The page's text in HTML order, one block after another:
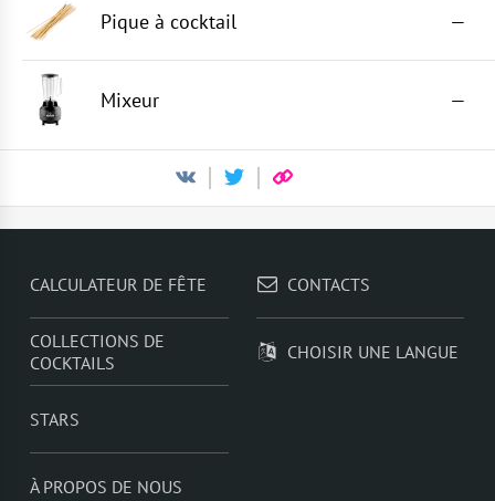
Pique à cocktail —
Mixeur —
CALCULATEUR DE FÊTE
COLLECTIONS DE
COCKTAILS
STARS
À PROPOS DE NOUS
CONTACTS
CHOISIR UNE LANGUE